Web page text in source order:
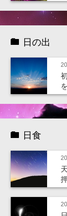
日の出
日食